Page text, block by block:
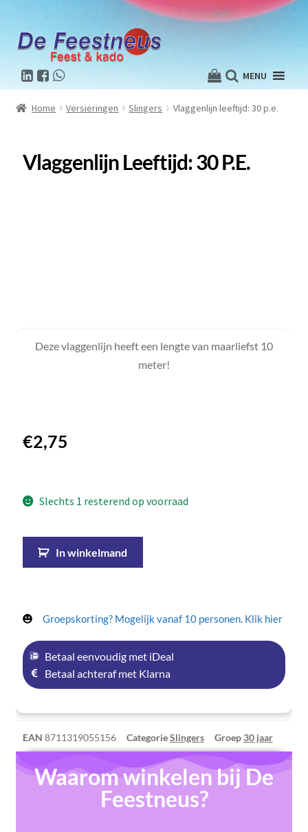
MENU
Home Versieringen Slingers Vlaggenlijn leeftijd: 30 p.e.
Vlaggenlijn Leeftijd: 30 P.e.
Deze vlaggenlijn heeft een lengte van maarliefst 10
meter!
€2,75
Slechts 1 resterend op voorraad
In winkelmand
Groepskorting? Mogelijk vanaf 10 personen. Klik hier
Betaal eenvoudig met iDeal
Betaal achteraf met Klarna
EAN 8711319055156 CategorieSlingers Groep30 jaar
Waarom winkelen bij De
Feestneus?